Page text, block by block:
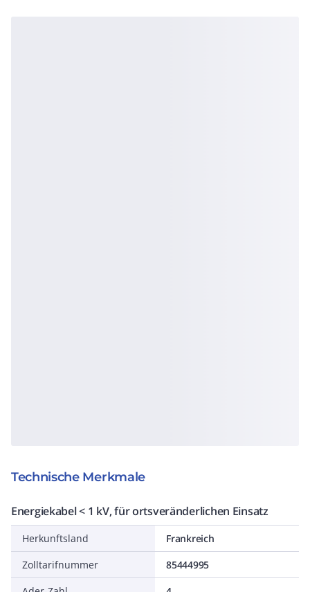
Technische Merkmale
Energiekabel < 1 kV, für ortsveränderlichen Einsatz
Herkunftsland
Frankreich
Zolltarifnummer
85444995